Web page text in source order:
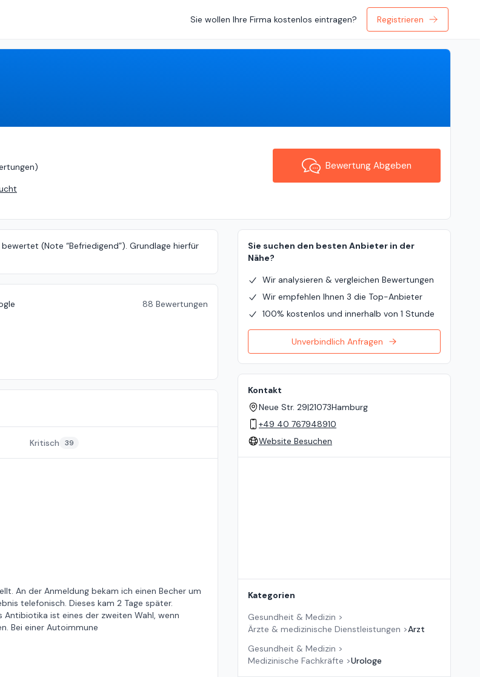
Sie wollen Ihre Firma kostenlos eintragen? Registrieren
)
Bewertung Abgeben
(Note “Befriedigend”). Grundlage hierfür
88 Bewertungen
Kritisch 39
An der Anmeldung bekam ich einen Becher um
telefonisch. Dieses kam 2 Tage später.
Antibiotika ist eines der zweiten Wahl, wenn
Bei einer Autoimmune
Sie suchen den besten Anbieter in der
Nähe?
Wir analysieren & vergleichen Bewertungen
Wir empfehlen Ihnen 3 die Top-Anbieter
100% kostenlos und innerhalb von 1 Stunde
Unverbindlich Anfragen
Kontakt
Neue Str. 29|21073Hamburg
+49 40 767948910
Website Besuchen
Kategorien
Gesundheit & Medizin >
Ärzte & medizinische Dienstleistungen >Arzt
Gesundheit & Medizin >
Medizinische Fachkräfte >Urologe